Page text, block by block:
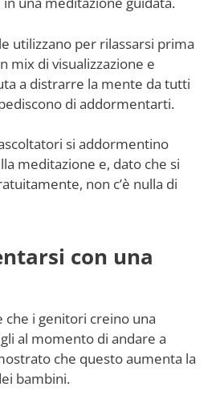
utilizzano per rilassarsi prima
mix di visualizzazione e
a distrarre la mente da tutti
di addormentarti.
si addormentino
meditazione e, dato che si
non c’è nulla di
con una
che i genitori creino una
al momento di andare a
che questo aumenta la
bambini.